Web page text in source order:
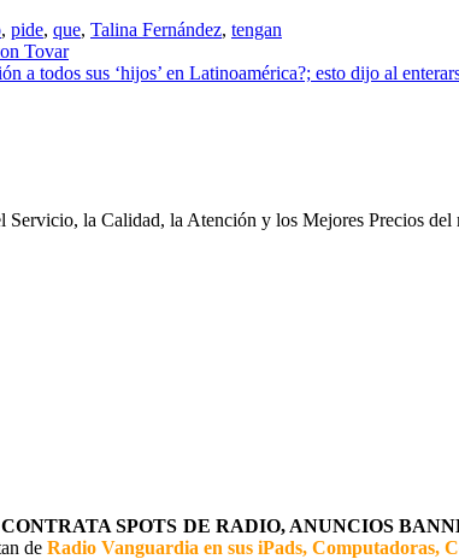
, pide, que, Talina Fernández, tengan
Tovar
a todos sus ‘hijos’ en Latinoamérica?; esto dijo al
Servicio, la Calidad, la Atención y los Mejores Precios del
SPOTS DE RADIO, ANUNCIOS
de Radio Vanguardia en sus iPads, Computadoras,